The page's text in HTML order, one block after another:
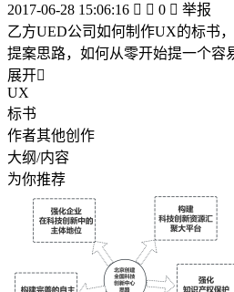
2017-06-28 15:06:16   0  举报
乙方UED公司如何制作UX的标书
提案思路，如何从零开始提一个容
展开
UX
标书
作者其他创作
大纲/内容
为你推荐